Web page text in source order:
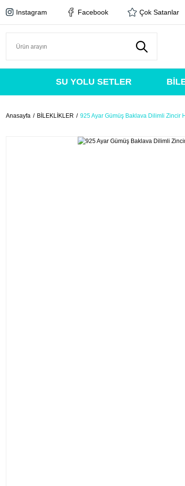
Instagram Facebook Çok Satanlar
SU YOLU SETLER
Anasayfa BİLEKLİKLER 925 Ayar Gümüş Baklava Dilimli Zincir